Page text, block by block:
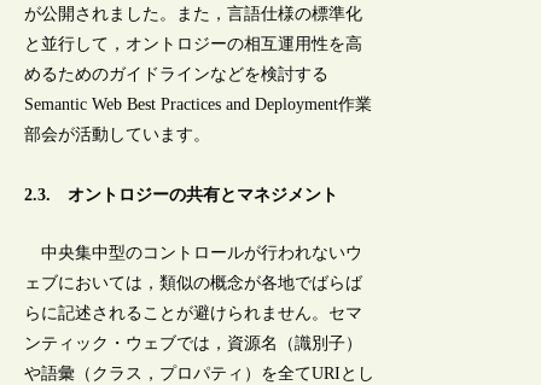
が公開されました。また，言語仕様の標準化
と並行して，オントロジーの相互運用性を高
めるためのガイドラインなどを検討する
Semantic Web Best Practices and Deployment作業
部会が活動しています。
2.3. オントロジーの共有とマネジメント
中央集中型のコントロールが行われないウ
ェブにおいては，類似の概念が各地でばらば
らに記述されることが避けられません。セマ
ンティック・ウェブでは，資源名（識別子）
や語彙（クラス，プロパティ）を全てURIとし